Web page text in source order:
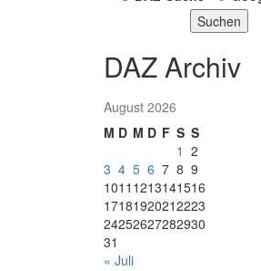
Suchen
DAZ Archiv
August 2026
M D M D F S S
1 2
3 4 5 6 7 8 9
1011 1213141516
17181920212223
24252627282930
31
« Juli